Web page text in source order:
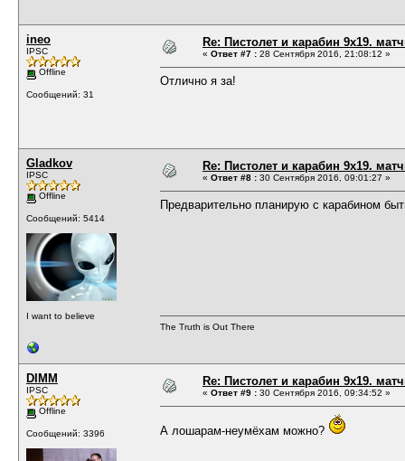
ineo
IPSC
Offline
Сообщений: 31
Re: Пистолет и карабин 9х19.
« Ответ #7 : 28 Сентября 2016, 21:08:12 »
Отлично я за!
Gladkov
IPSC
Offline
Сообщений: 5414
I want to believe
Re: Пистолет и карабин 9х19.
« Ответ #8 : 30 Сентября 2016, 09:01:27 »
Предварительно планирую с карабином
The Truth is Out There
DIMM
IPSC
Offline
Сообщений: 3396
Re: Пистолет и карабин 9х19.
« Ответ #9 : 30 Сентября 2016, 09:34:52 »
А лошарам-неумёхам можно?